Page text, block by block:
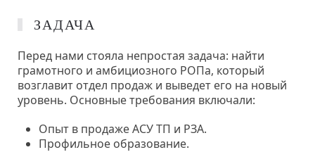
ЗАДАЧА
Перед нами стояла непростая задача: найти
грамотного и амбициозного РОПа, который
возглавит отдел продаж и выведет его на новый
уровень. Основные требования включали:
Опыт в продаже АСУ ТП и РЗА.
Профильное образование.